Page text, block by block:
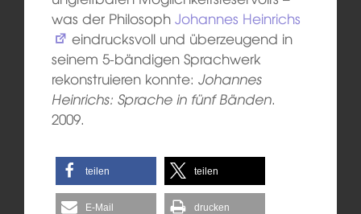
was der Philosoph Johannes Heinrichs
eindrucksvoll und überzeugend in
seinem 5-bändigen Sprachwerk
rekonstruieren konnte: Johannes
Heinrichs: Sprache in fünf Bänden.
2009.
teilen teilen
E-Mail drucken